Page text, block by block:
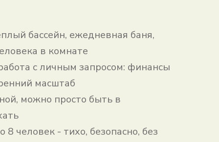
бассейн, ежедневная баня,
в комнате
с личным запросом: финансы
масштаб
можно просто быть в
8 человек - тихо, безопасно, без